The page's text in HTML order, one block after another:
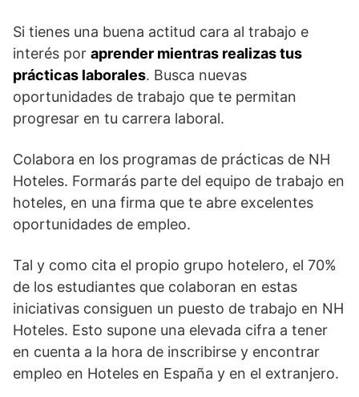
Si tienes una buena actitud cara al trabajo e
interés por aprender mientras realizas tus
prácticas laborales. Busca nuevas
oportunidades de trabajo que te permitan
progresar en tu carrera laboral.
Colabora en los programas de prácticas de NH
Hoteles. Formarás parte del equipo de trabajo en
hoteles, en una firma que te abre excelentes
oportunidades de empleo.
Tal y como cita el propio grupo hotelero, el 70%
de los estudiantes que colaboran en estas
iniciativas consiguen un puesto de trabajo en NH
Hoteles. Esto supone una elevada cifra a tener
en cuenta a la hora de inscribirse y encontrar
empleo en Hoteles en España y en el extranjero.